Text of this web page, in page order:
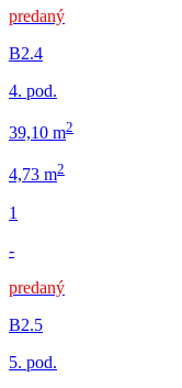
predaný
B2.4
4. pod.
39,10 m2
4,73 m2
1
-
predaný
B2.5
5. pod.